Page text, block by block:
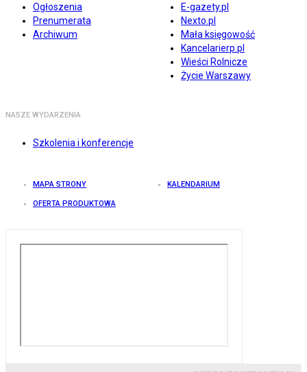
Ogłoszenia
Prenumerata
Archiwum
E-gazety.pl
Nexto.pl
Mała księgowość
Kancelarierp.pl
Wieści Rolnicze
Życie Warszawy
NASZE WYDARZENIA
Szkolenia i konferencje
MAPA STRONY KALENDARIUM
OFERTA PRODUKTOWA